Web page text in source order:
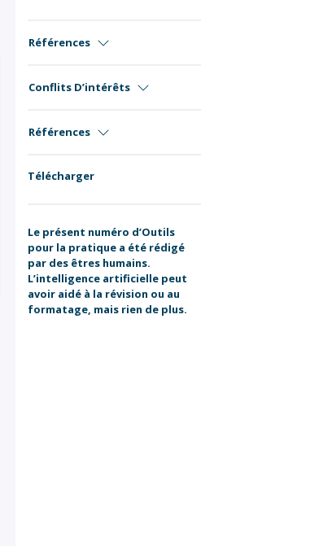
Références
Conflits D’intérêts
Références
Télécharger
Le présent numéro d’Outils
pour la pratique a été rédigé
par des êtres humains.
L’intelligence artificielle peut
avoir aidé à la révision ou au
formatage, mais rien de plus.